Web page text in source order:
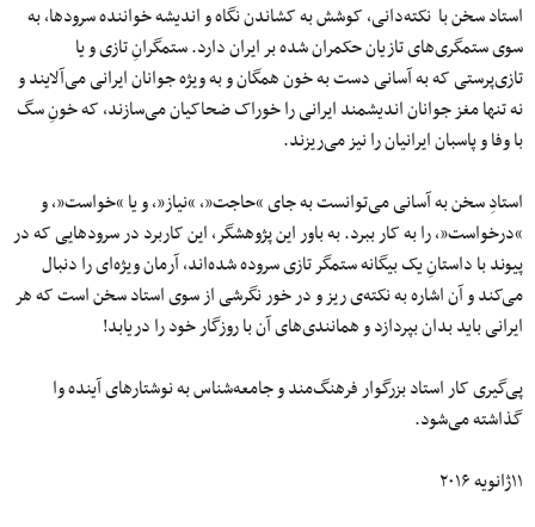
استاد سخن با نکته‌دانی، کوشش به کشاندن نگاه و اندیشه خواننده سرودها، به
سوی ستمگری‌های تازیان حکمران شده بر ایران دارد. ستمگرانِ تازی و یا
تازی‌پرستی که به آسانی دست به خون همگان و به ویژه جوانان ایرانی می‌آلایند و
نه تنها مغز جوانان اندیشمند ایرانی را خوراک ضحاکیان می‌سازند، که خونِ سگ
با وفا و پاسبان ایرانیان را نیز می‌ریزند.
استادِ سخن به آسانی می‌توانست به جای “حاجت”، “نیاز”، و یا “خواست”، و
“درخواست”، را به کار ببرد. به باور این پژوهشگر، این کاربرد در سرودهایی که در
پیوند با داستانِ یک بیگانه ستمگر تازی سروده شده‌اند، آرمان ویژه‌ای را دنبال
می‌کند و آن اشاره به نکته‌ی ریز و در خور نگرشی از سوی استاد سخن است که هر
ایرانی باید بدان بپردازد و همانندی‌های آن با روزگار خود را دریابد!
پی‌گیری کار استاد بزرگوار فرهنگ‌مند و جامعه‌شناس به نوشتارهای آینده وا
گذاشته می‌شود.
۱۱ژانویه ۲۰۱۶